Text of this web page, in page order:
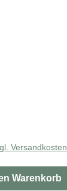
Versandkosten
Warenkorb